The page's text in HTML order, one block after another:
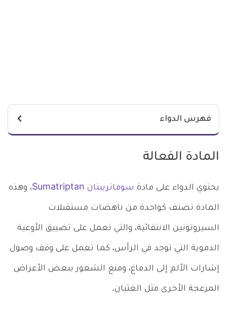
فهرس الدواء
المادة الفعالة
يحتوي الدواء على مادة سوماتريبتان Sumatriptan ، وهذه
المادة تصنف كواحدة من ناهضات مستقبلات
السيروتونين الانتقائية، والتي تعمل على تضييق الأوعية
الدموية التي توجد في الرأس، كما تعمل على وقف وصول
إشارات الألم إلى الدماغ، ومنع الشعور ببعض الأعراض
المزعجة الأخرى مثل الغثيان.